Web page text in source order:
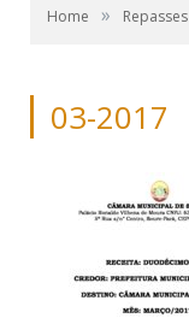
Home » Repasses
03-2017